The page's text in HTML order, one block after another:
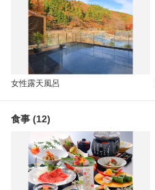
女性露天風呂
食事 (12)